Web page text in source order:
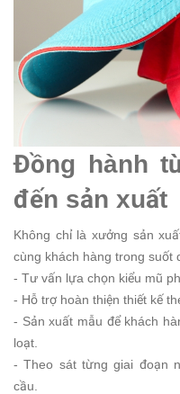
Đồng hành
đến sản xuất
Không chỉ là xưởng sản
cùng khách hàng trong suốt
- Tư vấn lựa chọn kiểu mũ
- Hỗ trợ hoàn thiện thiết kế
- Sản xuất mẫu để khách
loạt.
- Theo sát từng giai đoạn
cầu.